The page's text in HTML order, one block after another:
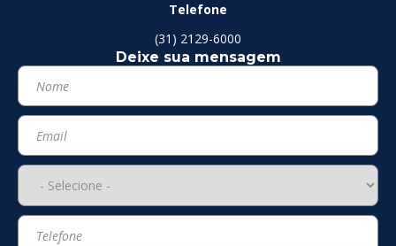
Telefone
(31) 2129-6000
Deixe sua mensagem